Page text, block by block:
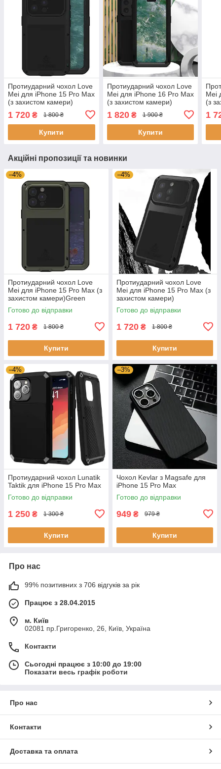
Протиударний чохол Love
Mei для iPhone 15 Pro Max
(з захистом камери)
1 720 ₴ 1 800 ₴
Купити
Протиударний чохол Love
Mei для iPhone 16 Pro Max
(з захистом камери)
1 820₴ 1 900 ₴
Купити
Mei
(з
1
Акційні пропозиції та новинки
–4%
Протиударний чохол Love
Mei для iPhone 15 Pro Max (з
захистом камери)Green
Готово до відправки
1 720 ₴ 1 800 ₴
Купити
–4%
Протиударний чохол Love
Mei для iPhone 15 Pro Max (з
захистом камери)
Готово до відправки
1 720 ₴ 1 800 ₴
Купити
–4%
Протиударний чохол Lunatik
Taktik для iPhone 15 Pro Max
Готово до відправки
1 250 ₴ 1 300 ₴
Купити
–3%
Чохол Kevlar з Magsafe для
iPhone 15 Pro Max
Готово до відправки
949 ₴ 979 ₴
Купити
Про нас
99% позитивних з 706 відгуків за рік
Працює з 28.04.2015
м. Київ
02081 пр.Григоренко, 26, Київ, Україна
Контакти
Сьогодні працює з 10:00 до 19:00
Показати весь графік роботи
Про нас
Контакти
Доставка та оплата